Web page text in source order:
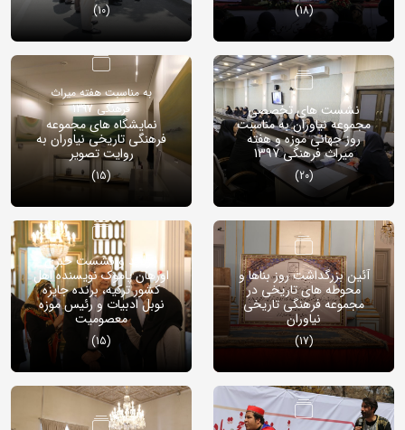
(10) (18)
به مناسبت هفته میراث
فرهنگی 1397
نمایشگاه های مجموعه
فرهنگی تاریخی نیاوران به
روایت تصویر
(15)
نشست های تخصصی
مجموعه نیاوران به مناسبت
روز جهانی موزه و هفته
میراث فرهنگی 1397
(20)
بازدید و نشست خبری
اورهان پاموک نویسنده اهل
کشور ترکیه، برنده جایزه
نوبل ادبیات و رئیس موزه
معصومیت
(15)
آئین بزرگداشت روز بناها و
محوطه های تاریخی در
مجموعه فرهنگی تاریخی
نیاوران
(17)